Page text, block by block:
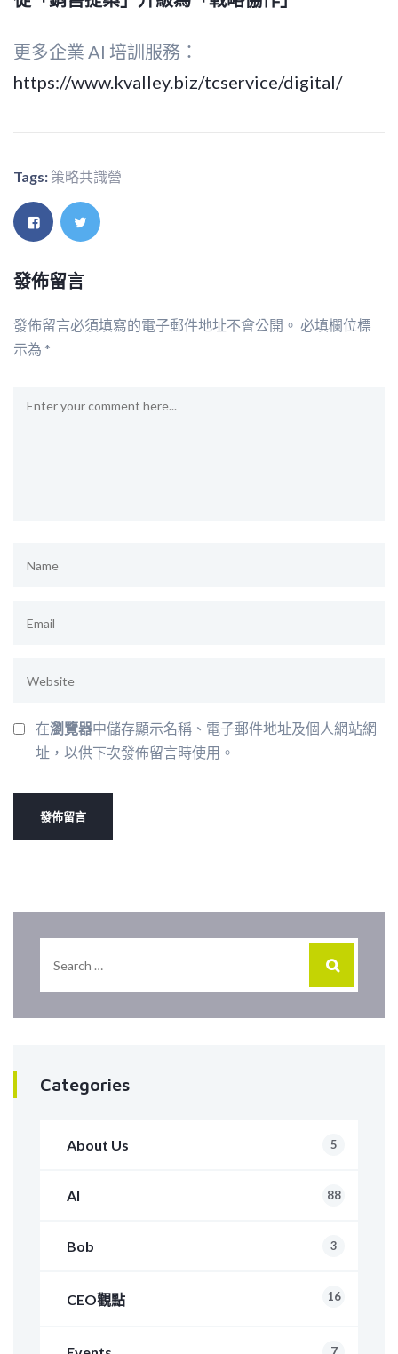
更多企業 AI 培訓服務：
https://www.kvalley.biz/tcservice/digital/
Tags: 策略共識營
發佈留言
發佈留言必須填寫的電子郵件地址不會公開。 必填欄位標
示為 *
在瀏覽器中儲存顯示名稱、電子郵件地址及個人網站網
址，以供下次發佈留言時使用。
Categories
About Us 5
AI 88
Bob 3
CEO觀點 16